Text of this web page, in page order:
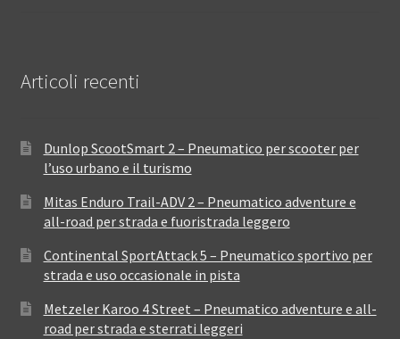
Articoli recenti
Dunlop ScootSmart 2 – Pneumatico per scooter per
l’uso urbano e il turismo
Mitas Enduro Trail-ADV 2 – Pneumatico adventure e
all-road per strada e fuoristrada leggero
Continental SportAttack 5 – Pneumatico sportivo per
strada e uso occasionale in pista
Metzeler Karoo 4 Street – Pneumatico adventure e all-
road per strada e sterrati leggeri